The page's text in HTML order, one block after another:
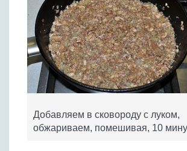
Добавляем в сковороду с луком,
обжариваем, помешивая, 10